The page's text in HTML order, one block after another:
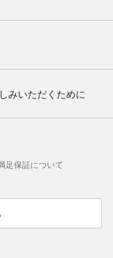
みいただくために
足保証について